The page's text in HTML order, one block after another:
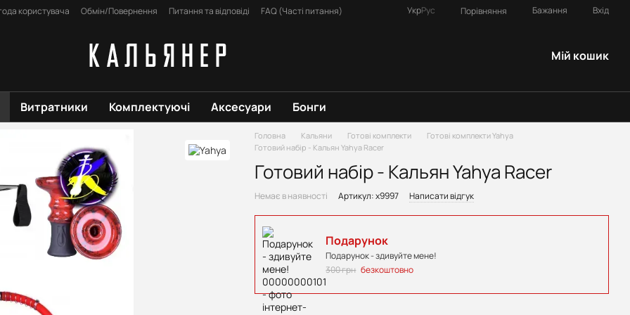
користувача Обмін/Повернення Питання та відповіді
FAQ (Часті питання)
УкрРус Порівняння Бажання Вхід
Мій кошик
Витратники Комплектуючі Аксесуари Бонги
Головна Кальяни Готові комплекти
Готові комплекти Yahya
Готовий набір - Кальян Yahya Racer
Готовий набір - Кальян Yahya Racer
Немає в наявності Артикул: х9997 Написати відгук
Подарунок
Подарунок - здивуйте мене!
300 грн безкоштовно